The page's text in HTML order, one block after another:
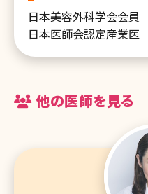
日本美容外科学会会員
日本医師会認定産業医
他の医師を見る